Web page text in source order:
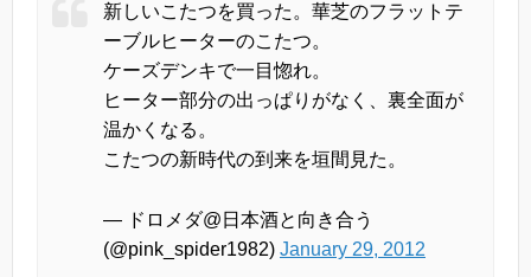
新しいこたつを買った。華芝のフラットテ
ーブルヒーターのこたつ。
ケーズデンキで一目惚れ。
ヒーター部分の出っぱりがなく、裏全面が
温かくなる。
こたつの新時代の到来を垣間見た。
— ドロメダ@日本酒と向き合う
(@pink_spider1982) January 29, 2012